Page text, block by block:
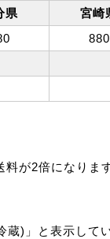
県 宮崎
880
が2倍になります
)」と表示してい